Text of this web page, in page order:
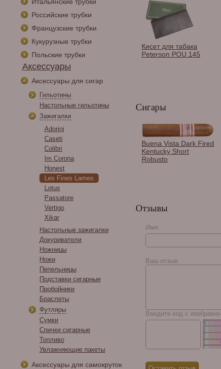
Российские трубки
Французские трубки
Кукурузные трубки
Польские трубки
Аксессуары
Аксессуары для сигар
Гильотины
Настольные гильотины
Зажигалки
Adorini
Caseti
Colibri
Im Corona
Honest
Les Fines Lames
Lotus
Passatore
Vertigo
Xikar
Настольные зажигалки
Докуриватели
Ножницы
Ножи
Пепельницы
Подставки сигарные
Пробойники
Браслеты
Футляры
Сумки
Спички сигарные
Топливо
Увлажняющие пакеты
Аксессуары для самокруток
Кисет для табака
Peterson POU 145
Зажигалка сигарная
Colibri Quasar,
двойное турбопламя,
Сигары
Buena Vista Dark Fired
Kentucky Short
Robusto
Casa Magna Maduro
Robusto
Отзывы
Имя:
Ваш отзыв:
Введите код с